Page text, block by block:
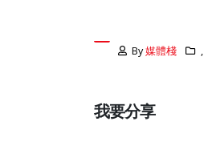
By媒體棧 ,
我要分享